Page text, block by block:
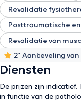
Revalidatie
Posttraumatische
Revalidatie van
21 Aanbeveling
Diensten
De prijzen zijn
in functie van de